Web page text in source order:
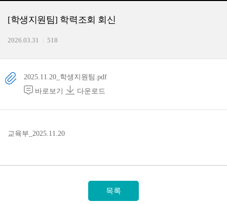
[학생지원팀] 학력조회 회신
2026.03.31 518
2025.11.20_학생지원팀.pdf
바로보기
다운로드
교육부_2025.11.20